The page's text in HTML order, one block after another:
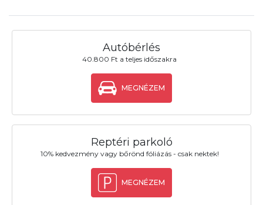
Autóbérlés
40.800 Ft a teljes időszakra
MEGNÉZEM
Reptéri parkoló
10% kedvezmény vagy bőrönd fóliázás - csak nektek!
MEGNÉZEM